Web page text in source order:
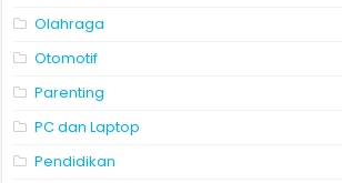
Olahraga
Otomotif
Parenting
PC dan Laptop
Pendidikan